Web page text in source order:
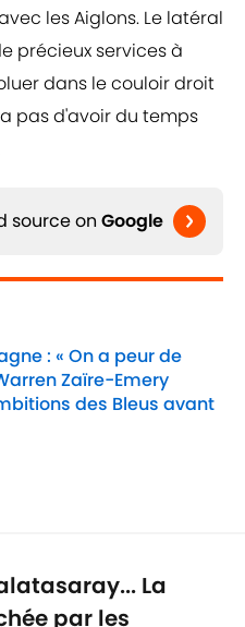
les Aiglons. Le latéral
précieux services à
dans le couloir droit
pas d'avoir du temps
source on Google
: « On a peur de
Zaïre-Emery
des Bleus avant
Date
La
par les